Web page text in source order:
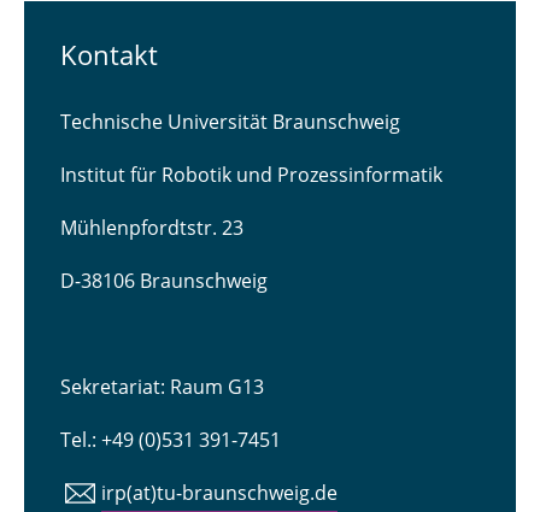
Kontakt
Technische Universität Braunschweig
Institut für Robotik und Prozessinformatik
Mühlenpfordtstr. 23
D-38106 Braunschweig
Sekretariat: Raum G13
Tel.: +49 (0)531 391-7451
irp(at)tu-braunschweig.de